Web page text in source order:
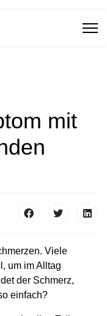
mit
Viele
um im Alltag
der Schmerz,
einfach?